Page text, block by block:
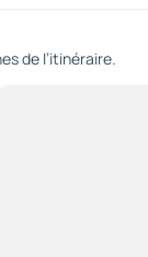
de l’itinéraire.